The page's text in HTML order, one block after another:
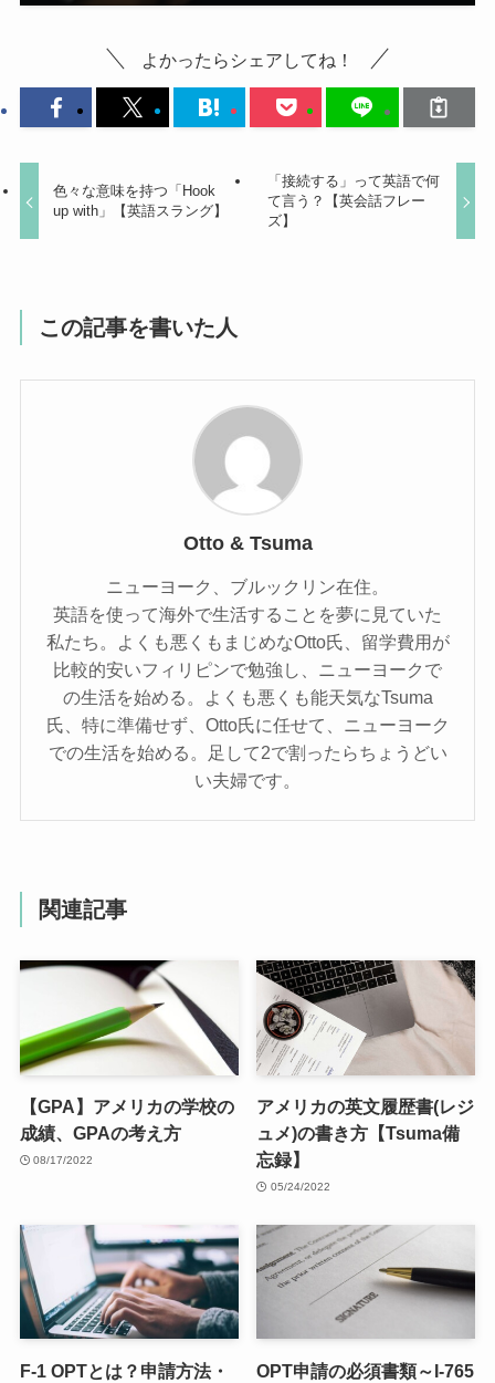
よかったらシェアしてね！
色々な意味を持つ「Hook
up with」【英語スラング】
「接続する」って英語で何
て言う？【英会話フレー
ズ】
この記事を書いた人
Otto & Tsuma
ニューヨーク、ブルックリン在住。
英語を使って海外で生活することを夢に見ていた
私たち。よくも悪くもまじめなOtto氏、留学費用が
比較的安いフィリピンで勉強し、ニューヨークで
の生活を始める。よくも悪くも能天気なTsuma
氏、特に準備せず、Otto氏に任せて、ニューヨーク
での生活を始める。足して2で割ったらちょうどい
い夫婦です。
関連記事
【GPA】アメリカの学校の
成績、GPAの考え方
08/17/2022
アメリカの英文履歴書(レジ
ュメ)の書き方【Tsuma備
忘録】
05/24/2022
F-1 OPTとは？申請方法・
OPT申請の必須書類～I-765